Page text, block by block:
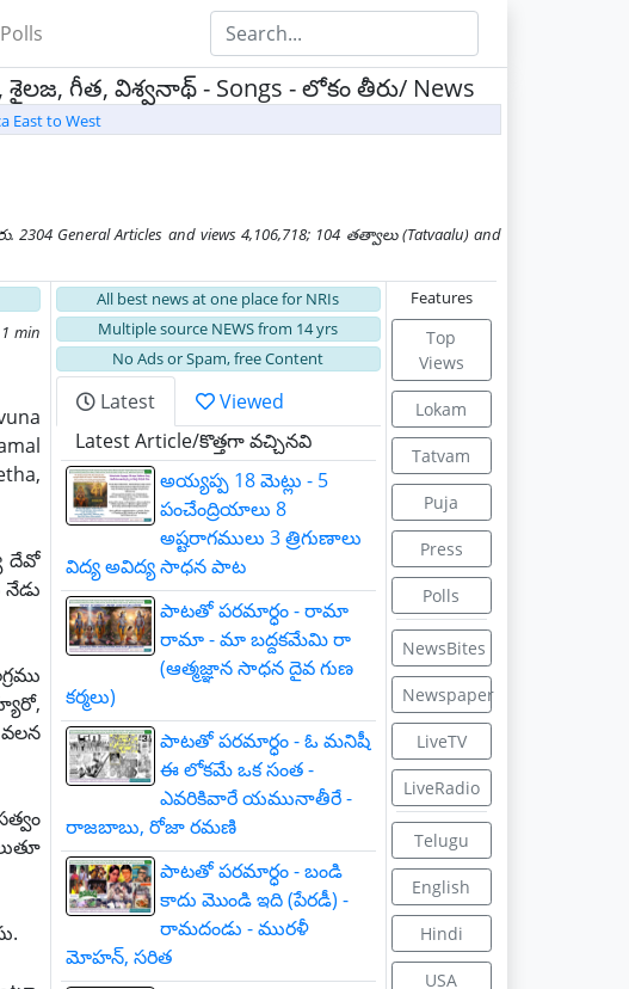
Polls
గీత, విశ్వనాథ్ - Songs - లోకం తీరు/ News
East to West
Articles and views 4,106,718; 104 తత్వాలు (Tatvaalu) and
1 min
దేవో
All best news at one place for NRIs
Multiple source NEWS from 14 yrs
No Ads or Spam, free Content
Latest
Viewed
Latest Article/కొత్తగా వచ్చినవి
అయ్యప్ప 18 మెట్లు - 5
పంచేంద్రియాలు 8
అష్టరాగములు 3 త్రిగుణాలు
విద్య అవిద్య సాధన పాట
పాటతో పరమార్ధం - రామా
రామా - మా బద్దకమేమి రా
(ఆత్మజ్ఞాన సాధన దైవ గుణ
కర్మలు)
పాటతో పరమార్ధం - ఓ మనిషీ
ఈ లోకమే ఒక సంత -
ఎవరికివారే యమునాతీరే -
రాజబాబు, రోజా రమణి
పాటతో పరమార్ధం - బండి
కాదు మొండి ఇది (పేరడీ) -
రామదండు - మురళీ
మోహన్, సరిత
Features
Top
Views
Lokam
Tatvam
Puja
Press
Polls
NewsBites
Newspaper
LiveTV
LiveRadio
Telugu
English
Hindi
USA